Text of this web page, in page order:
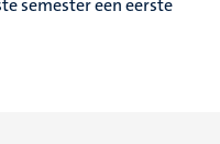
semester een eerste